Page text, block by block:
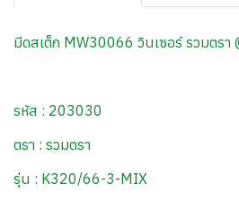
มีดสเต็ก MW30066 วินเซอร์ รวมตรา
รหัส : 203030
ตรา : รวมตรา
รุ่น : K320/66-3-MIX